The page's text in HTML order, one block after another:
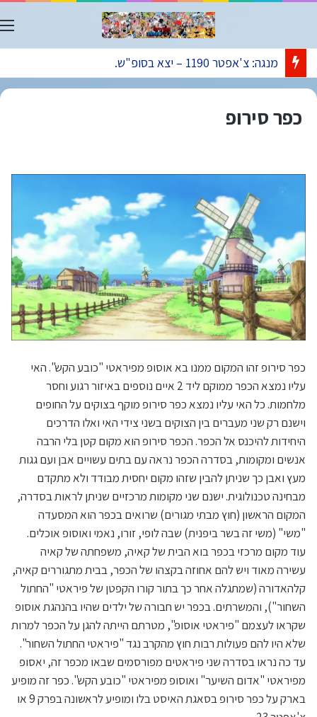
מנגה: צ'אפטר 1190 – יצא בסופ"ש.
כפר סירופ
כפר סירופ זהו המקום ממנו בא אוסופ מפיראטי "כובע הקש". האי
עליו נמצא הכפר ממוקם ליד 2 איים נוספים באיזור רגוע וחסר
מלחמות. כל האי עליו נמצא כפר סירופ מוקף בצוקים על החופים
וישנם רק שני מעברים בין הצוקים בשני צידי האי ואלו הדרכים
היחידות להיכנס אל הכפר. הכפר סירופ הוא מקום קטן בלי הרבה
אנשים ומקומות, בסדרה הכפר נראה עם בתים עשויים אבן ועם גגות
מעץ ואבן כך שניתן להבין שזהו מקום יחסית מבודד ולא מתקדם
מבחינה טכנולוגית. ישנם שני מקומות מרכזיים שניתן לראות בסדרה,
המקום הראשון (חוץ מבתי מגורים) שרואים בכפר הוא המסעדה
"משי" (משי זה בשר ביפנית) שבה לופי, זורו, נאמי ואוסופ אוכלים.
עוד מקום מרכזי בכפר בוא הבית של קאיה, משפחתה של קאיה
עשירה מאוד ויש להם אחוזה בקצהו של הכפר, בבית מתגוררים קאיה,
קלהאדורה (שמתגלה אחר כך בתור קורו הקפטן של פיראטי "החתול
השחור"), והמשרתים. בכפר יש חבורה של ילדים שהיו בהנהגת אוסופ
שקראו לעצמם "פיראטי אוסופ", מטרתם הייתה להגן על הכפר למרות
שלא היו להם פעולות רבות חוץ מהקרב נגד "פיראטי החתול השחור".
עד כה נראו בסדרה שני פיראטים מפורסמים שבאו מכפר זה, יאסופ
מפיראטי "אדום השיער" ואוסופ מפיראטי "כובע הקש". כפר זה מופיע
בארק על כפר סירופ בסאגת האיסט בלו ומופיע לראשונה בפרק 9 או